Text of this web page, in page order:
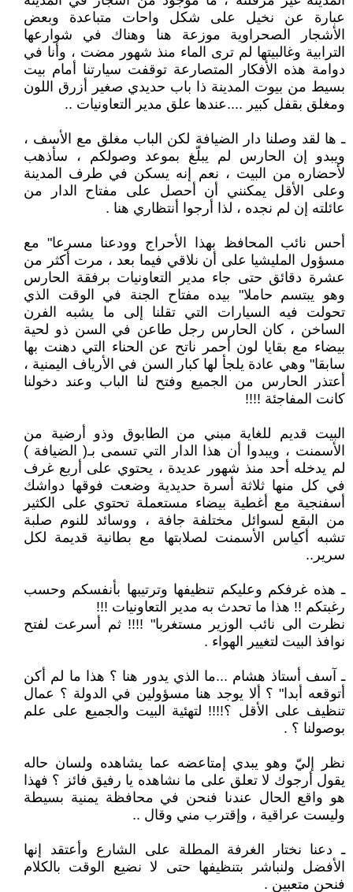
عبارة عن نخيل على شكل واحات متباعدة وبعض
الأشجار الصحراوية موزعة هنا وهناك في شوارعها
الترابية وغالبيتها لم ترى الماء منذ شهور مضت ، وأنا في
دوامة هذه الأفكار المتصارعة توقفت سيارتنا أمام بيت
بسيط من بيوت المدينة ذا باب حديدي صغير أزرق اللون
ومغلق بقفل كبير ....عندها علق مدير التعاونيات ..
ـ ها لقد وصلنا دار الضيافة لكن الباب مغلق مع الأسف ،
ويبدو إن الحارس لم يبلّغ بموعد وصولكم ، سأذهب
لأحضاره من البيت ، نعم إنه يسكن في طرف المدينة
وعلى الأقل يمكنني أن أحصل على مفتاح الدار من
عائلته إن لم نجده ، لذا أرجوا أنتظاري هنا .
أحس نائب المحافظ بهذا الأحراج وودعنا مسرعا" مع
مسؤول المليشيا على أن نلاقي فيما بعد ، مرت أكثر من
عشرة دقائق حتى جاء مدير التعاونيات برفقة الحارس
وهو يبتسم حاملا" بيده مفتاح الجنة في الوقت الذي
تحولت فيه السيارات التي تقلنا إلى ما يشبه الفرن
الساخن ، كان الحارس رجل طاعن في السن ذو لحية
بيضاء مع بقايا لون أحمر ناتح عن الحناء التي دهنت بها
سابقا" وهي عادة يلجأ لها كبار السن في الأرياف اليمنية ،
أعتذر الحارس من الجميع وفتح لنا الباب وعند دخولنا
كانت المفاجئة !!!!
البيت قديم للغاية مبني من الطابوق وذو أرضية من
الأسمنت ، ويبدوا أن هذا الدار التي تسمى بـ( الضيافة )
لم يدخله أحد منذ شهور عديدة ، يحتوي على أربع غرف
في كل منها ثلاثة أسرة حديدية وضعت فوقها دواشك
أسفنجية مع أغطية بيضاء مستعملة تحتوي على الكثير
من البقع لسوائل مختلفة جافة ، ووسائد للنوم صلبة
تشبه أكياس الأسمنت لصلابتها مع بطانية قديمة لكل
سرير..
ـ هذه غرفكم وعليكم تنظيفها وترتيبها بأنفسكم وحسب
رغبتكم !! هذا ما تحدث به مدير التعاونيات !!!
نظرت الى نائب الوزير مستغربا" !!!! ثم أسرعت لفتح
نوافذ البيت لتغيير الهواء .
ـ آسف أستاذ هشام ...ما الذي يدور هنا ؟ هذا ما لم أكن
أتوقعه أبدا" ؟ ألا يوجد هنا مسؤولين في الدولة ؟ عمال
تنظيف على الأقل ؟!!!! لتهئية البيت والجميع على علم
بوصولنا ؟ .
نظر إليّ وهو يبدي إمتاعضه عما يشاهده ولسان حاله
يقول أرجوك لا تعلق على ما نشاهده يا رفيق فائز ؟ فهذا
هو واقع الحال عندنا فنحن في محافظة يمنية بسيطة
وليست عراقية ، وإقترب مني وقال ..
ـ دعنا نختار الغرفة المطلة على الشارع وأعتقد إنها
الأفضل ولنباشر بتنظيفها حتى لا نضيع الوقت بالكلام
فنحن متعبين .